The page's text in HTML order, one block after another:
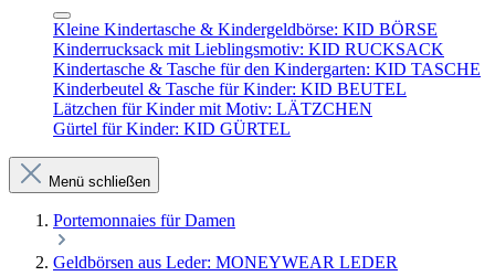
Kleine Kindertasche & Kindergeldbörse: KID BÖRSE
Kinderrucksack mit Lieblingsmotiv: KID RUCKSACK
Kindertasche & Tasche für den Kindergarten: KID TASCHE
Kinderbeutel & Tasche für Kinder: KID BEUTEL
Lätzchen für Kinder mit Motiv: LÄTZCHEN
Gürtel für Kinder: KID GÜRTEL
Menü schließen
Portemonnaies für Damen
Geldbörsen aus Leder: MONEYWEAR LEDER